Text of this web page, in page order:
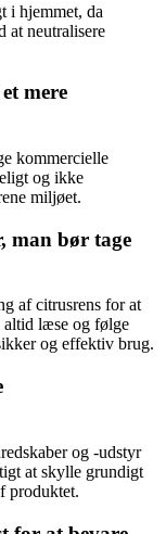
i hjemmet, da
at neutralisere
mere
kommercielle
og ikke
miljøet.
man bør tage
af citrusrens for at
altid læse og følge
og effektiv brug.
og -udstyr
at skylle grundigt
produktet.